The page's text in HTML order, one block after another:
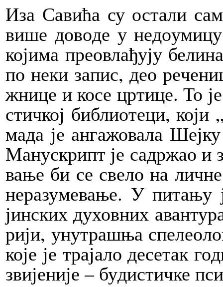
Иза Са­ви­ћа су оста­ли
ви­ше до­во­де у
ко­ји­ма пре­о­вла­ђу­ју
по не­ки за­пис, део
жни­це и ко­се цр­ти­це. То
стич­кој би­бли­о­те­ци, ко­ји
ма­да је ан­га­жо­ва­ла
Ма­ну­скрипт је са­др­жао и
ва­ње би се све­ло на
не­ра­зу­ме­ва­ње. У пи­та­њу
јин­ских ду­хов­них
ри­ји, уну­тра­шња
ко­је је тра­ја­ло де­се­так
зви­је­ни­је – бу­ди­стич­ке